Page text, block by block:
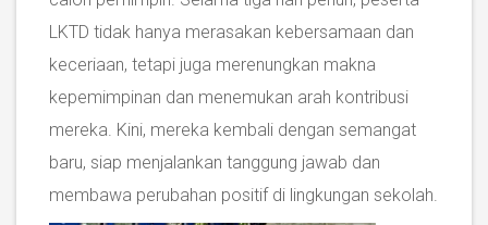
LKTD tidak hanya merasakan kebersamaan dan
keceriaan, tetapi juga merenungkan makna
kepemimpinan dan menemukan arah kontribusi
mereka. Kini, mereka kembali dengan semangat
baru, siap menjalankan tanggung jawab dan
membawa perubahan positif di lingkungan sekolah.